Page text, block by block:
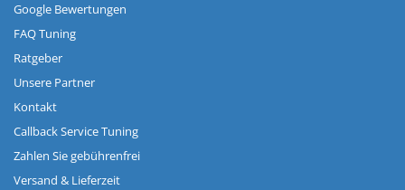
Google Bewertungen
FAQ Tuning
Ratgeber
Unsere Partner
Kontakt
Callback Service Tuning
Zahlen Sie gebührenfrei
Versand & Lieferzeit